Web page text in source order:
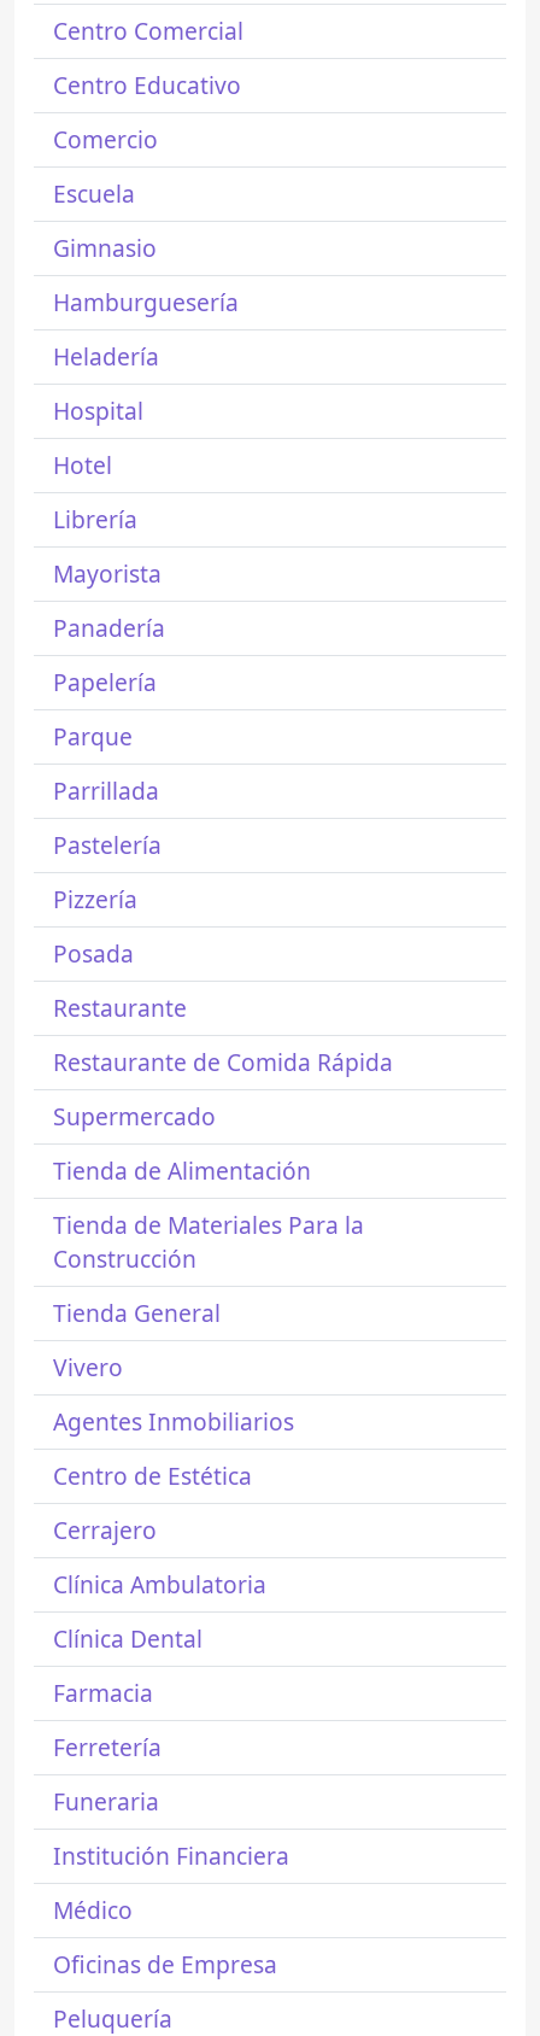
Centro Comercial
Centro Educativo
Comercio
Escuela
Gimnasio
Hamburguesería
Heladería
Hospital
Hotel
Librería
Mayorista
Panadería
Papelería
Parque
Parrillada
Pastelería
Pizzería
Posada
Restaurante
Restaurante de Comida Rápida
Supermercado
Tienda de Alimentación
Tienda de Materiales Para la
Construcción
Tienda General
Vivero
Agentes Inmobiliarios
Centro de Estética
Cerrajero
Clínica Ambulatoria
Clínica Dental
Farmacia
Ferretería
Funeraria
Institución Financiera
Médico
Oficinas de Empresa
Peluquería